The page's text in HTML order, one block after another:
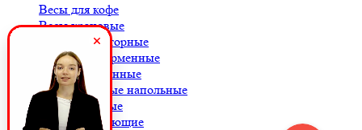
Весы для кофе
Весы крановые
Весы лабораторные
Весы платформенные
Весы порционные
Весы товарные напольные
Весы торговые
Комплектующие